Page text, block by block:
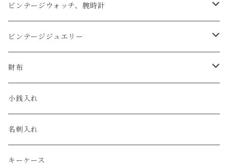
アップルウォッチベルト
コードバン
クロコダイル
エコレザー
エレファント
アリゲーター
ビンテージウォッチ、腕時計
オメガ / OMEGA
ユリスナルダン / ULYSSE NARDIN
セイコー / SEIKO
ルミノックス / LUMINOX
エルメス / HERMES
ビンテージジュエリー
カルティエ / Cartier
財布
コンパクト
長財布
小銭入れ
名刺入れ
キーケース